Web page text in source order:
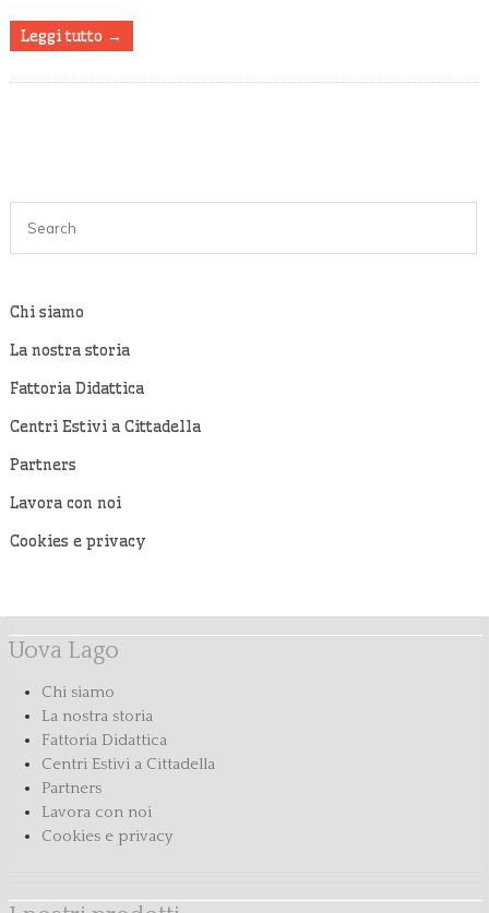
Leggi tutto →
Chi siamo
La nostra storia
Fattoria Didattica
Centri Estivi a Cittadella
Partners
Lavora con noi
Cookies e privacy
Uova Lago
Chi siamo
La nostra storia
Fattoria Didattica
Centri Estivi a Cittadella
Partners
Lavora con noi
Cookies e privacy